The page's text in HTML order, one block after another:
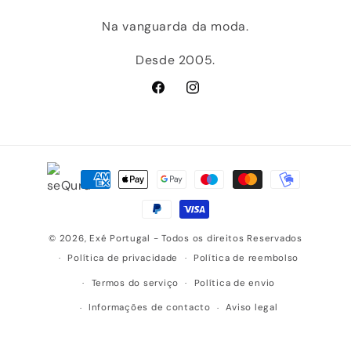
Na vanguarda da moda.
Desde 2005.
FacebookInstagram
Métodos
© 2026, Exé Portugal - Todos os direitos Reservados
Política de privacidade
Política de reembolso
Termos do serviço Política de envio
Informações de contacto Aviso legal